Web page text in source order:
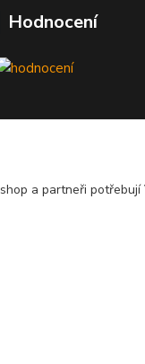
Hodnocení
a partneři potřebují